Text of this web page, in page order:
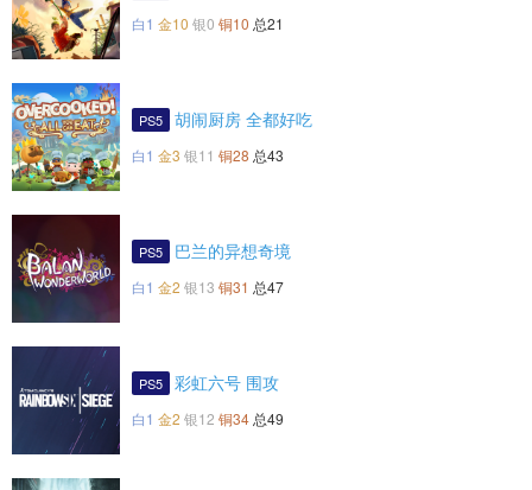
白1 金10 银0 铜10 总21
PS5 胡闹厨房 全都好吃
白1 金3 银11 铜28 总43
PS5 巴兰的异想奇境
白1 金2 银13 铜31 总47
PS5 彩虹六号 围攻
白1 金2 银12 铜34 总49